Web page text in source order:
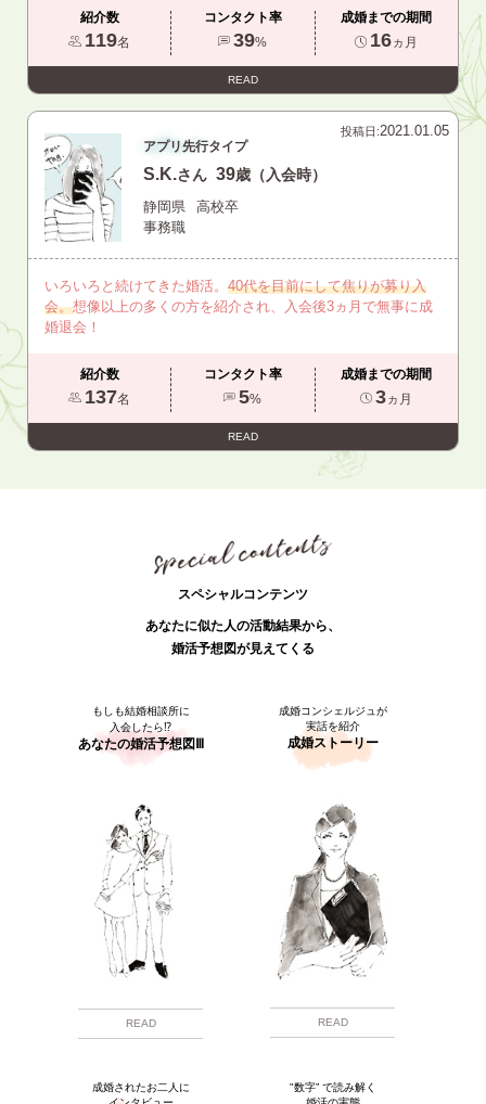
紹介数
119名
コンタクト率
39%
成婚までの期間
16ヵ月
READ
投稿日:2021.01.05
アプリ先行タイプ
S.K.さん 39歳（入会時）
静岡県
高校卒
事務職
いろいろと続けてきた婚活。 40代を目前にして焦りが募り入
会。想像以上の多くの方を紹介され、入会後3ヵ月で無事に成
婚退会！
紹介数
137名
コンタクト率
5%
成婚までの期間
3ヵ月
READ
スペシャルコンテンツ
あなたに似た人の活動結果から、
婚活予想図が見えてくる
もしも結婚相談所に
入会したら⁉
あなたの婚活予想図Ⅲ
READ
成婚コンシェルジュが
実話を紹介
成婚ストーリー
READ
成婚されたお二人に
"数字” で読み解く